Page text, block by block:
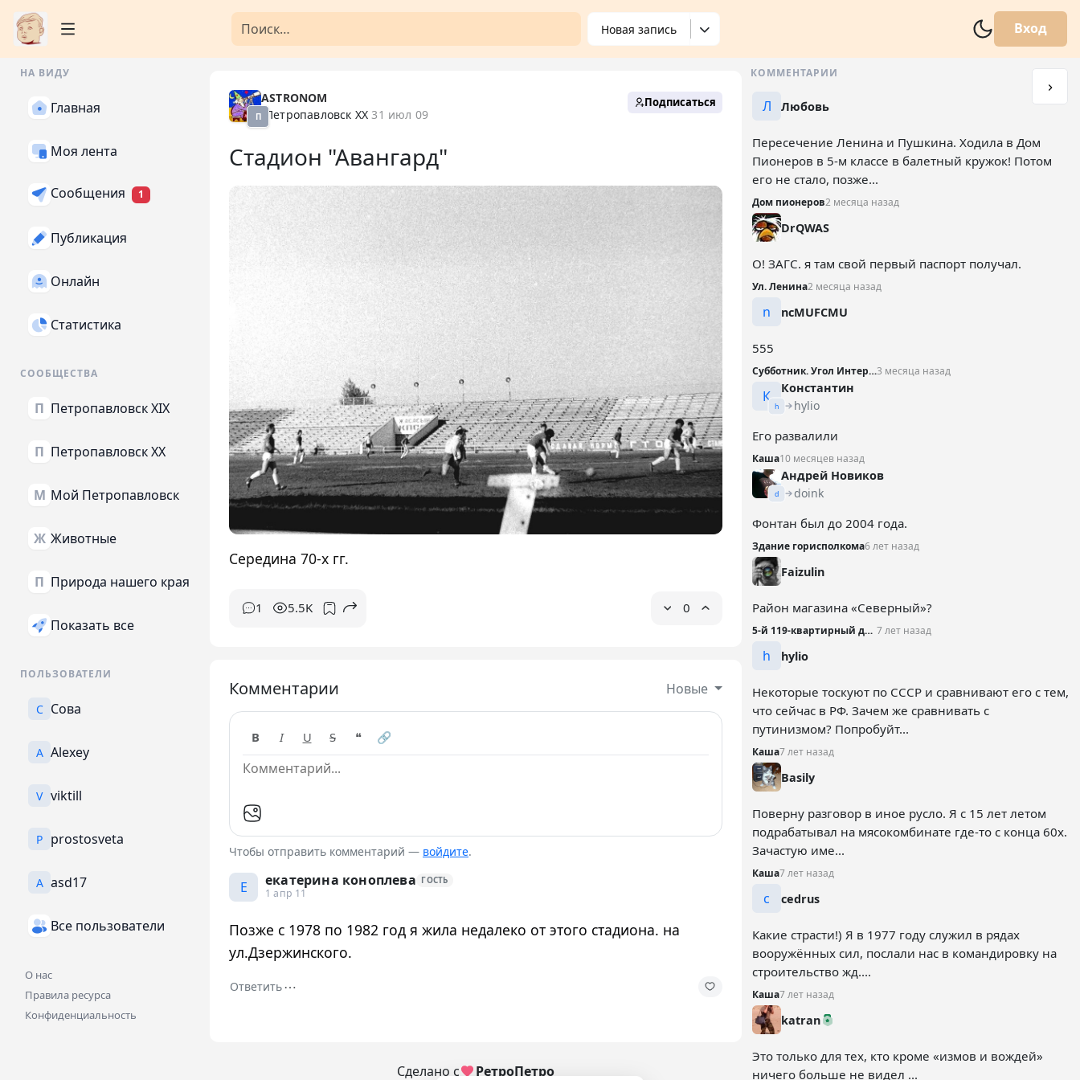
Новая запись Вход
НА ВИДУ
Главная
Моя лента
Сообщения 1
Публикация
Онлайн
Статистика
СООБЩЕСТВА
П Петропавловск XIX
П Петропавловск XX
М Мой Петропавловск
Ж Животные
П Природа нашего края
Показать все
ПОЛЬЗОВАТЕЛИ
С Сова
A Alexey
V viktill
P prostosveta
A asd17
Все пользователи
О нас
Правила ресурса
Конфиденциальность
П
ASTRONOM
Петропавловск XX 31 июл 09
Подписаться
Стадион "Авангард"
Середина 70-х гг.
1 5.5K 0
Комментарии Новые
B I U S ❝ 🔗
Чтобы отправить комментарий — войдите.
Е екатерина коноплева ГОСТЬ
1 апр 11
Позже с 1978 по 1982 год я жила недалеко от этого стадиона. на
ул.Дзержинского.
Ответить⋯
Сделано с РетроПетро
КОММЕНТАРИИ
Л Любовь
Пересечение Ленина и Пушкина. Ходила в Дом
Пионеров в 5-м классе в балетный кружок! Потом
его не стало, позже...
Дом пионеров2 месяца назад
DrQWAS
О! ЗАГС. я там свой первый паспорт получал.
Ул. Ленина2 месяца назад
n ncMUFCMU
555
Субботник. Угол Интернациональной и Театральной3 месяца назад
К
h
Константин
hylio
Его развалили
Каша10 месяцев назад
d
Андрей Новиков
doink
Фонтан был до 2004 года.
Здание горисполкома6 лет назад
Faizulin
Район магазина «Северный»?
5-й 119-квартирный дом, 1969 год 7 лет назад
h hylio
Некоторые тоскуют по СССР и сравнивают его с тем,
что сейчас в РФ. Зачем же сравнивать с
путинизмом? Попробуйт...
Каша7 лет назад
Basily
Поверну разговор в иное русло. Я с 15 лет летом
подрабатывал на мясокомбинате где-то с конца 60х.
Зачастую име...
Каша7 лет назад
c cedrus
Какие страсти!) Я в 1977 году служил в рядах
вооружённых сил, послали нас в командировку на
строительство жд....
Каша7 лет назад
katran
Это только для тех, кто кроме «измов и вождей»
ничего больше не видел ...